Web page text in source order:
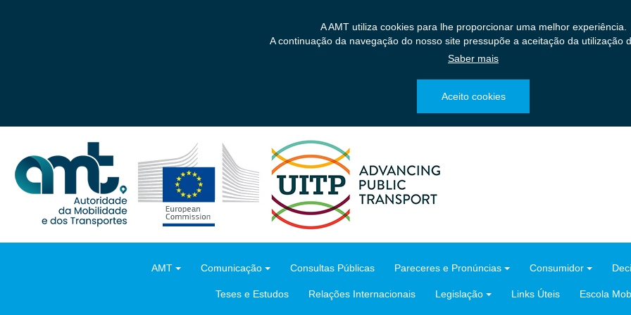
A AMT utiliza cookies para lhe proporcionar uma melhor experiência.
A continuação da navegação do nosso site pressupõe a aceitação da utilização
Saber mais
Aceito cookies
AMT Comunicação Consultas Públicas Pareceres e Pronúncias Consumidor
Teses e Estudos Relações Internacionais Legislação Links Úteis Escola